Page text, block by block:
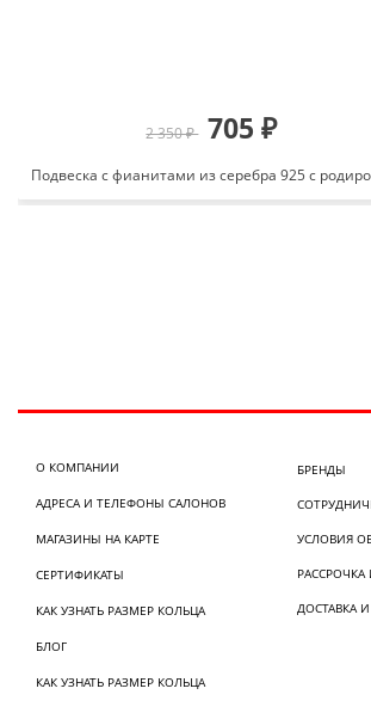
2 350 ₽ 705 ₽
О КОМПАНИИ
АДРЕСА И ТЕЛЕФОНЫ САЛОНОВ
МАГАЗИНЫ НА КАРТЕ
СЕРТИФИКАТЫ
КАК УЗНАТЬ РАЗМЕР КОЛЬЦА
БЛОГ
КАК УЗНАТЬ РАЗМЕР КОЛЬЦА
БРЕНДЫ
УСЛОВИЯ
РАССРОЧКА
ДОСТАВКА